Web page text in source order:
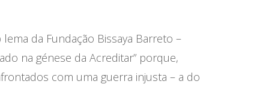
lema da Fundação Bissaya Barreto –
na génese da Acreditar” porque,
com uma guerra injusta – a do